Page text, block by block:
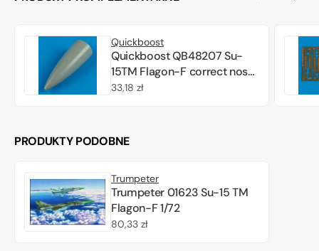
Quickboost
Quickboost QB48207 Su-
15TM Flagon-F correct nose
Trumpeter 1/48
Cena
33,18 zł
PRODUKTY PODOBNE
Trumpeter
Trumpeter 01623 Su-15 TM
Flagon-F 1/72
Cena
80,33 zł